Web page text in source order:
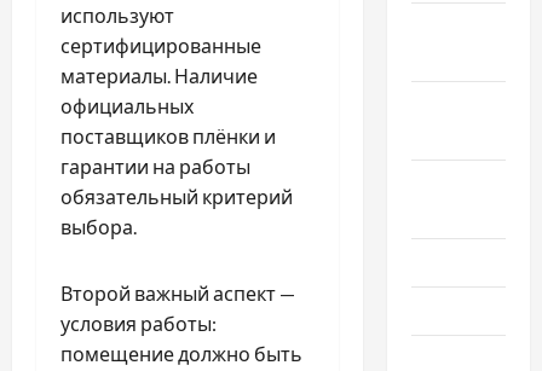
используют
сертифицированные
материалы. Наличие
официальных
поставщиков плёнки и
гарантии на работы
обязательный критерий
выбора.
Второй важный аспект —
условия работы:
помещение должно быть